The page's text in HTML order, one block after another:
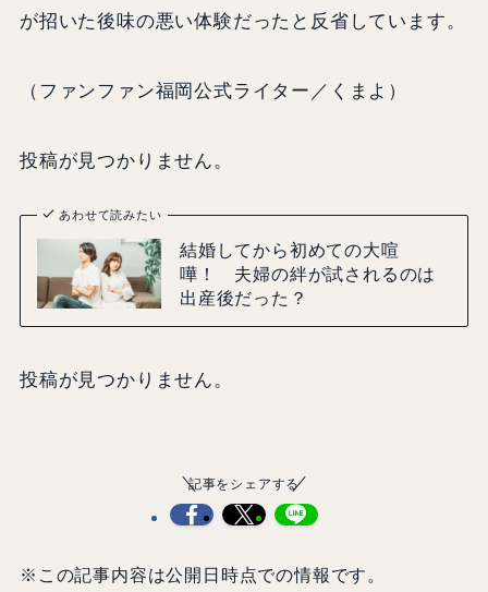
が招いた後味の悪い体験だったと反省しています。
（ファンファン福岡公式ライター／くまよ）
投稿が見つかりません。
あわせて読みたい
結婚してから初めての大喧
嘩！ 夫婦の絆が試されるのは
出産後だった？
投稿が見つかりません。
記事をシェアする
※この記事内容は公開日時点での情報です。